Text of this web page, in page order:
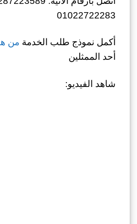
01022722283
أكمل نموذج طلب الخدمة من
أحد الممثلين
شاهد الفيديو: